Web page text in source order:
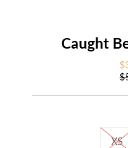
Caught
XS